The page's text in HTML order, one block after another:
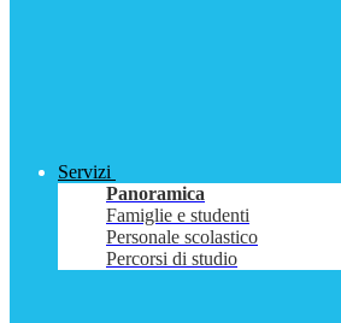
Servizi
Panoramica
Famiglie e studenti
Personale scolastico
Percorsi di studio